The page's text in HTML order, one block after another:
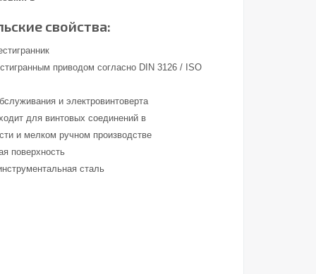
свойства:
приводом согласно DIN 3126 / ISO
и электровинтоверта
для винтовых соединений в
и мелком ручном производстве
поверхность
сталь